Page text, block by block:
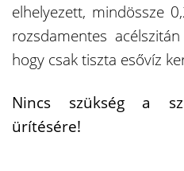
elhelyezett, mindössze
rozsdamentes
hogy csak tiszta esővíz
Nincs szükség a
ürítésére!